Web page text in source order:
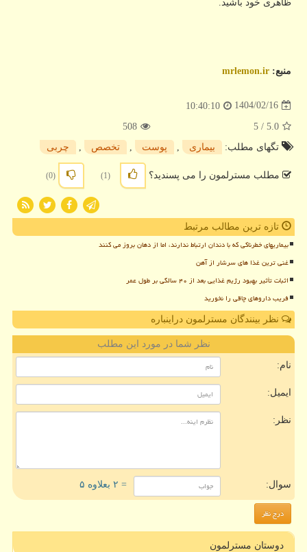
ظاهری خود باشید.
منبع: mrlemon.ir
1404/02/16
10:40:10
5.0
/ 5
508
تگهای مطلب:
بیماری پوست تخصص چربی
مطلب مسترلمون را می پسندید؟ (1)
(0)
تازه ترین مطالب مرتبط
بیماریهای خطرناکی که با دندان ارتباط ندارند، اما از دهان بروز می کنند
غنی ترین غذا های سرشار از آهن
اثبات تأثیر بهبود رژیم غذایی بعد از ۴۰ سالگی بر طول عمر
فریب داروهای چاقی را نخورید
نظر بینندگان مسترلمون دراینباره
نظر شما در مورد این مطلب
نام:
ایمیل:
نظر:
سوال: = ۲ بعلاوه ۵
دوستان مسترلمون